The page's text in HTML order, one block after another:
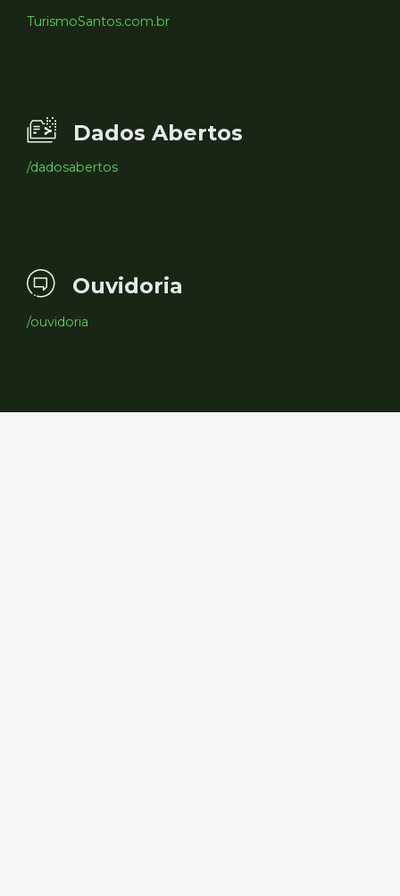
TurismoSantos.com.br
Dados Abertos
/dadosabertos
Ouvidoria
/ouvidoria